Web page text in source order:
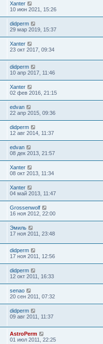
Xanter
10 июн 2021, 15:26
didperm
29 мар 2019, 15:37
Xanter
23 окт 2017, 09:34
didperm
10 апр 2017, 11:46
Xanter
02 фев 2016, 21:15
edvan
22 апр 2015, 09:36
didperm
12 авг 2014, 11:37
edvan
08 дек 2013, 21:57
Xanter
08 окт 2013, 11:34
Xanter
04 май 2013, 11:47
Grossenwolf
16 ноя 2012, 22:00
Эмиль
17 ноя 2011, 23:48
didperm
17 ноя 2011, 12:56
didperm
12 окт 2011, 16:33
senao
20 сен 2011, 07:32
didperm
09 авг 2011, 11:37
AstroPerm
01 июл 2011, 22:25